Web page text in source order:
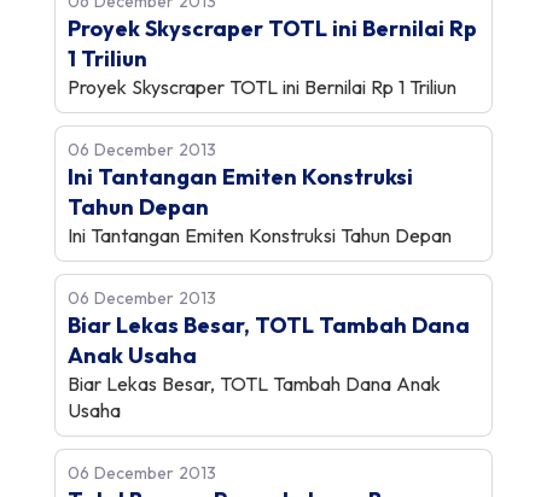
Proyek Skyscraper TOTL ini Bernilai Rp
1 Triliun
Proyek Skyscraper TOTL ini Bernilai Rp 1 Triliun
06 December 2013
Ini Tantangan Emiten Konstruksi
Tahun Depan
Ini Tantangan Emiten Konstruksi Tahun Depan
06 December 2013
Biar Lekas Besar, TOTL Tambah Dana
Anak Usaha
Biar Lekas Besar, TOTL Tambah Dana Anak
Usaha
06 December 2013